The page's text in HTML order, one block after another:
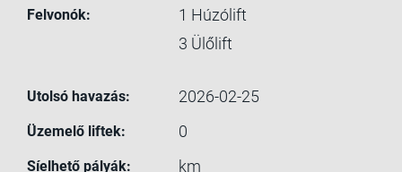
Felvonók: 1 Húzólift
3 Ülőlift
Utolsó havazás: 2026-02-25
Üzemelő liftek: 0
Síelhető pályák: km